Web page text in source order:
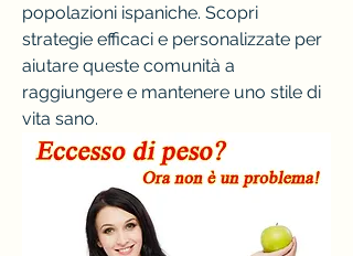
popolazioni ispaniche. Scopri
strategie efficaci e personalizzate per
aiutare queste comunità a
raggiungere e mantenere uno stile di
vita sano.